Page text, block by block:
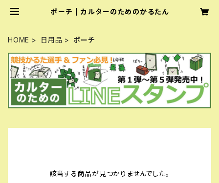
ポーチ | カルターのためのかるたん
HOME 日用品 ポーチ
該当する商品が見つかりませんでした。